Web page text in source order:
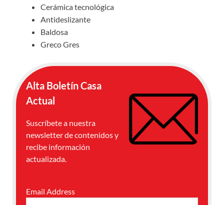
Cerámica tecnológica
Antideslizante
Baldosa
Greco Gres
Alta Boletín Casa
Actual
Suscríbete a nuestra
newsletter de contenidos y
recibe información
actualizada.
Email Address